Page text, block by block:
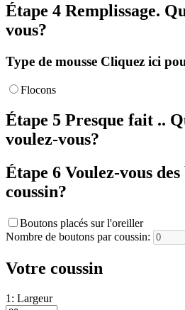
Étape 4 Remplissage.
vous?
Type de mousse Cliquez ici
Flocons
Étape 5 Presque fait ..
voulez-vous?
Étape 6 Voulez-vous
coussin?
Boutons placés sur l'oreiller
Nombre de boutons par coussin:
Votre coussin
1: Largeur